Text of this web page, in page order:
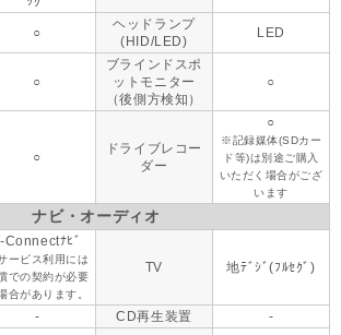
○
ヘッドランプ
(HID/LED)
LED
○
ブラインドスポ
ットモニター
（後側方検知）
○
○
ドライブレコー
ダー
○
※記録媒体(SDカー
ド等)は別途ご購入
いただく場合がござ
います
ナビ・オーディオ
Connectﾅﾋﾞ
ービス利用には
での契約が必要
合があります。
TV 地ﾃﾞｼﾞ(ﾌﾙｾｸﾞ)
- CD再生装置
-